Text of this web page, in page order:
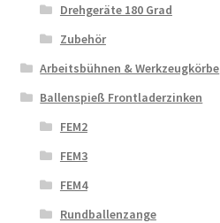
Drehgeräte 180 Grad
Zubehör
Arbeitsbühnen & Werkzeugkörbe
Ballenspieß Frontladerzinken
FEM2
FEM3
FEM4
Rundballenzange